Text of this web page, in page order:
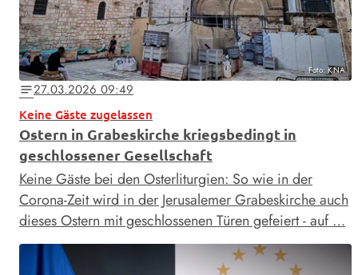
Foto: KNA
notes27.03.2026 09:49
Keine Gäste zugelassen
Ostern in Grabeskirche kriegsbedingt in
geschlossener Gesellschaft
Keine Gäste bei den Osterliturgien: So wie in der
Corona-Zeit wird in der Jerusalemer Grabeskirche auch
dieses Ostern mit geschlossenen Türen gefeiert - auf …